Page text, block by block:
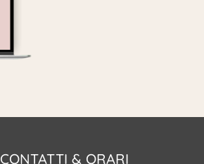
CONTATTI & ORARI